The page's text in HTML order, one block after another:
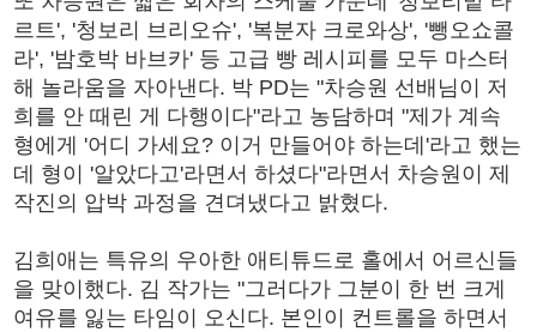
르트', '청보리 브리오슈', '복분자 크로와상', '뺑오쇼콜
라', '밤호박 바브카' 등 고급 빵 레시피를 모두 마스터
해 놀라움을 자아낸다. 박 PD는 "차승원 선배님이 저
희를 안 때린 게 다행이다"라고 농담하며 "제가 계속
형에게 '어디 가세요? 이거 만들어야 하는데'라고 했는
데 형이 '알았다고'라면서 하셨다"라면서 차승원이 제
작진의 압박 과정을 견뎌냈다고 밝혔다.
김희애는 특유의 우아한 애티튜드로 홀에서 어르신들
을 맞이했다. 김 작가는 "그러다가 그분이 한 번 크게
여유를 잃는 타임이 오신다. 본인이 컨트롤을 하면서